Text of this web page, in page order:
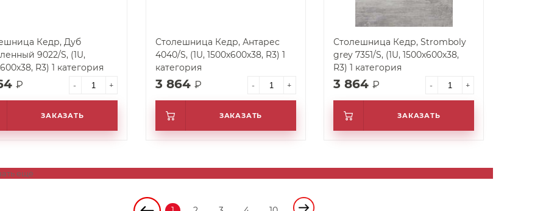
Кедр, Дуб
9022/S, (1U,
R3) 1 категория
₽ - +
ЗАКАЗАТЬ
Столешница Кедр, Антарес
4040/S, (1U, 1500х600х38, R3) 1
категория
3 864 ₽ - +
ЗАКАЗАТЬ
Столешница Кедр, Stromboly
grey 7351/S, (1U, 1500х600х38,
R3) 1 категория
3 864 ₽ - +
ЗАКАЗАТЬ
ещё